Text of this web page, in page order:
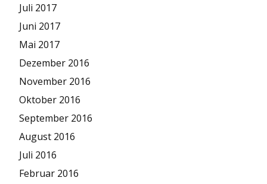
Juli 2017
Juni 2017
Mai 2017
Dezember 2016
November 2016
Oktober 2016
September 2016
August 2016
Juli 2016
Februar 2016